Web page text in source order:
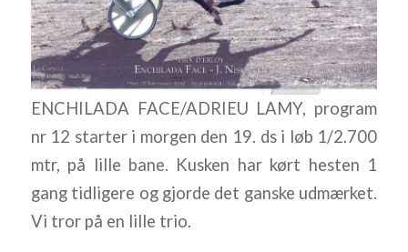
ENCHILADA FACE/ADRIEU LAMY, program
nr 12 starter i morgen den 19. ds i løb 1/2.700
mtr, på lille bane. Kusken har kørt hesten 1
gang tidligere og gjorde det ganske udmærket.
Vi tror på en lille trio.